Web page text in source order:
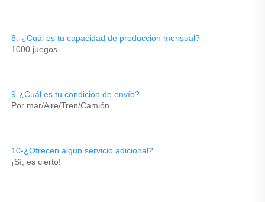
8.-¿Cuál es tu capacidad de producción mensual?
1000 juegos
9-¿Cuál es tu condición de envío?
Por mar/Aire/Tren/Camión
10-¿Ofrecen algún servicio adicional?
¡Sí, es cierto!